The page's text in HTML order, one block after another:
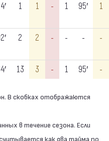
1 1 - 1 95′ 1
2 2 - - - -
13 3 - 1 95′ -
В скобках отображаются
в течение сезона. Если
как два тайма по